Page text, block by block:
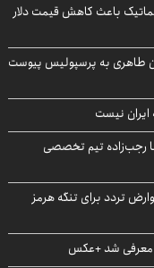
۱۸ مرداد؛ اخبار دیپلماتیک باعث کاهش قیمت دلار
طاهری به پرسپولیس پیوست
ایران نیست
رجب‌زاده تیم تخصصی
تردد برای تنگه هرمز
معرفی شد +عکس